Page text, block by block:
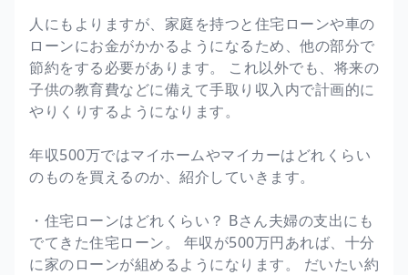
人にもよりますが、家庭を持つと住宅ローンや車の
ローンにお金がかかるようになるため、他の部分で
節約をする必要があります。 これ以外でも、将来の
子供の教育費などに備えて手取り収入内で計画的に
やりくりするようになります。
年収500万ではマイホームやマイカーはどれくらい
のものを買えるのか、紹介していきます。
・住宅ローンはどれくらい？ Bさん夫婦の支出にも
でてきた住宅ローン。 年収が500万円あれば、十分
に家のローンが組めるようになります。 だいたい約